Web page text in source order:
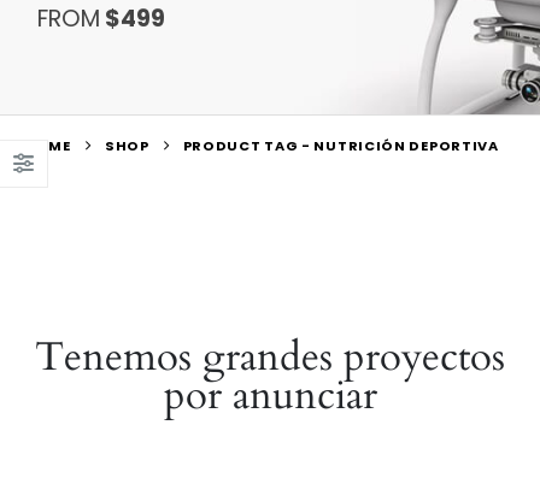
FROM $499
HOME SHOP PRODUCT TAG - NUTRICIÓN DEPORTIVA
Tenemos grandes proyectos
por anunciar